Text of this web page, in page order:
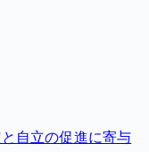
自立の促進に寄与